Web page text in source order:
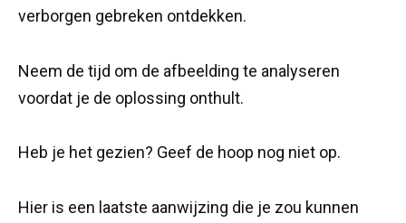
verborgen gebreken ontdekken.
Neem de tijd om de afbeelding te analyseren
voordat je de oplossing onthult.
Heb je het gezien? Geef de hoop nog niet op.
Hier is een laatste aanwijzing die je zou kunnen